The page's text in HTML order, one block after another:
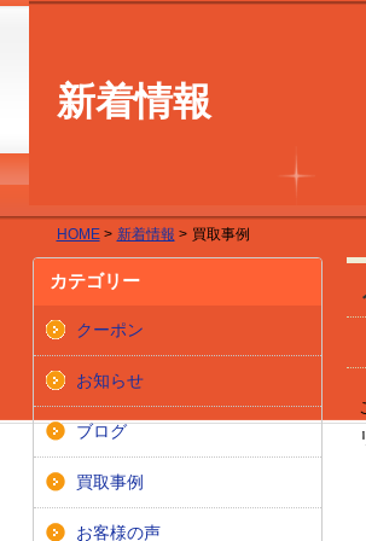
新着情報
HOME> 新着情報 > 買取事例
カテゴリー
クーポン
お知らせ
ブログ
買取事例
お客様の声